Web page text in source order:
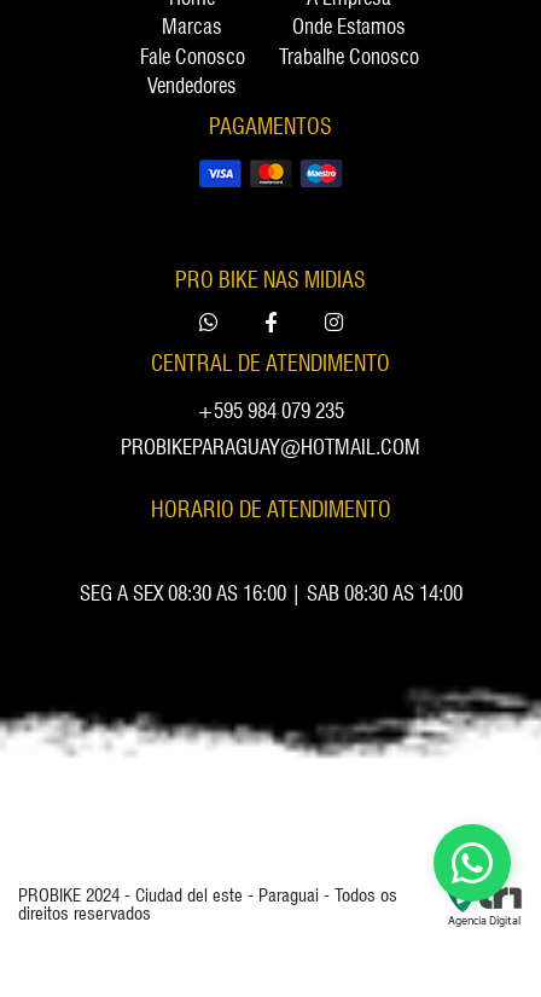
Marcas
Onde Estamos
Fale Conosco
Trabalhe Conosco
Vendedores
PAGAMENTOS
PRO BIKE NAS MIDIAS
CENTRAL DE ATENDIMENTO
+595 984 079 235
PROBIKEPARAGUAY@HOTMAIL.COM
HORARIO DE ATENDIMENTO
SEG A SEX 08:30 AS 16:00 | SAB 08:30 AS 14:00
PROBIKE 2024 - Ciudad del este - Paraguai - Todos os
direitos reservados